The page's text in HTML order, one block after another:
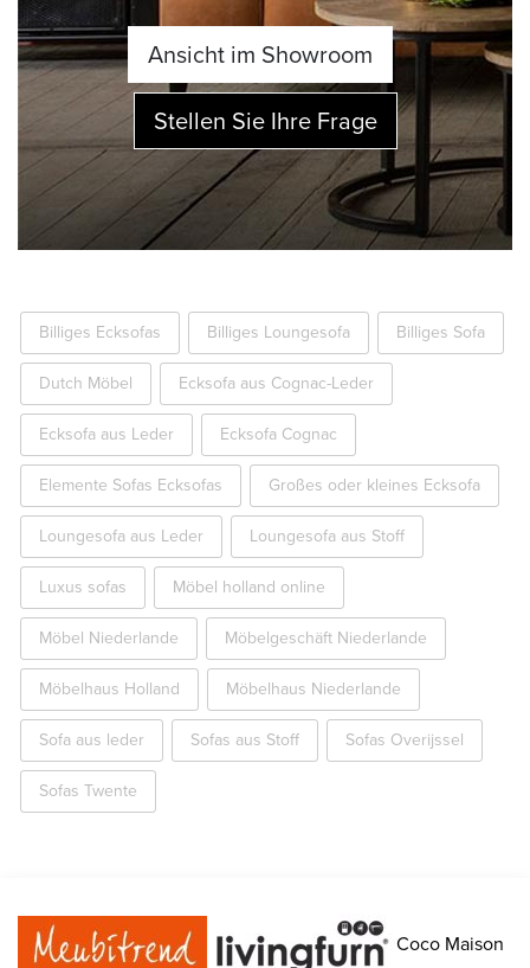
Ansicht im Showroom
Stellen Sie Ihre Frage
Billiges Ecksofas Billiges Loungesofa Billiges Sofa
Dutch Möbel Ecksofa aus Cognac-Leder
Ecksofa aus Leder Ecksofa Cognac
Elemente Sofas Ecksofas Großes oder kleines Ecksofa
Loungesofa aus Leder Loungesofa aus Stoff
Luxus sofas Möbel holland online
Möbel Niederlande Möbelgeschäft Niederlande
Möbelhaus Holland Möbelhaus Niederlande
Sofa aus leder Sofas aus Stoff Sofas Overijssel
Sofas Twente
Coco Maison